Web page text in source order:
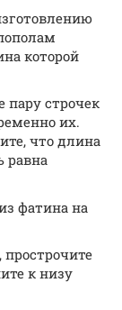
которой
строчек
их.
что длина
равна
фатина на
к низу